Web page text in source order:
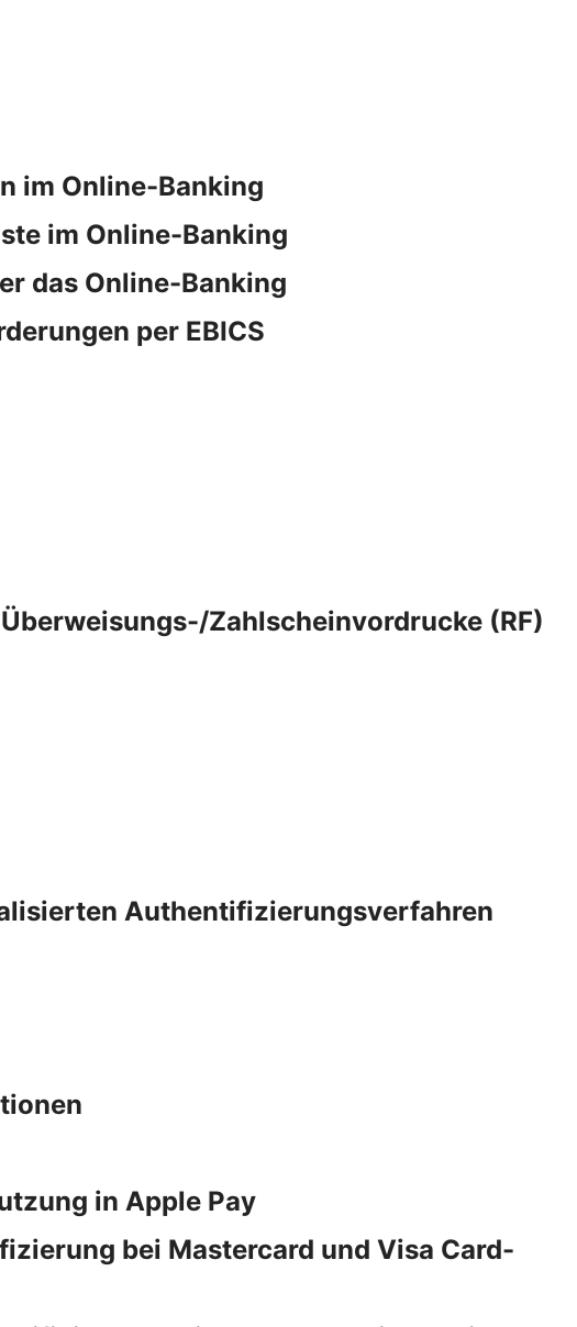
im Online-Banking
im Online-Banking
das Online-Banking
per EBICS
Zahlscheinvordrucke (RF)
Authentifizierungsverfahren
in Apple Pay
bei Mastercard und Visa Card-